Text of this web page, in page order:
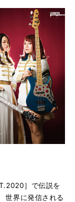
］で伝説を
界に発信される